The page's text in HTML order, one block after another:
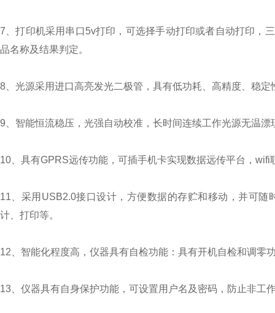
7、打印机采用串口5v打印，可选择手动打印或者自动打印，
品名称及结果判定。
8、光源采用进口高亮发光二极管，具有低功耗、高精度、稳
9、智能恒流稳压，光强自动校准，长时间连续工作光源无温漂
10、具有GPRS远传功能，可插手机卡实现数据远传平台，
11、采用USB2.0接口设计，方便数据的存贮和移动，并可
计、打印等。
12、智能化程度高，仪器具有自检功能：具有开机自检和调零
13、仪器具有自身保护功能，可设置用户名及密码，防止非工